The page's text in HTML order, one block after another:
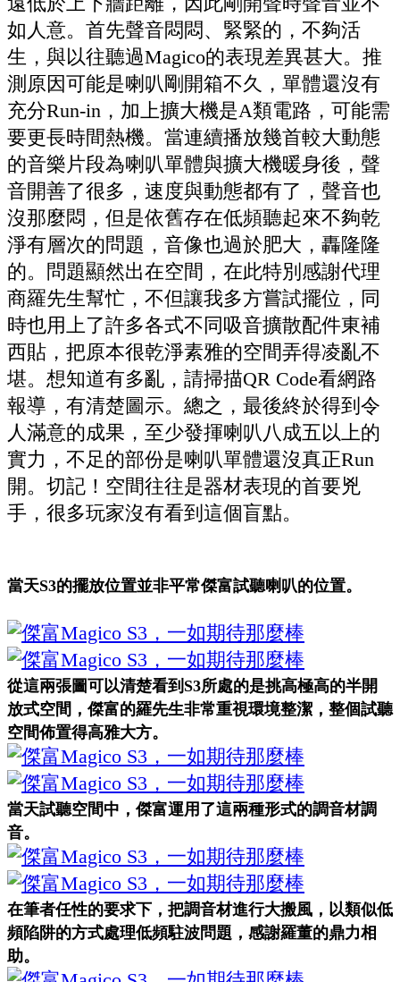
如人意。首先聲音悶悶 、 緊緊的，不夠活
生，與以往聽過Magico的表現差異甚大。推
測原因可能是喇叭剛開箱不久，單體還沒有
充分Run-in ，加上擴大機是A類電路，可能需
要更長時間熱機。當連續播放幾首較大動態
的音樂片段為喇叭單體與擴大機暖身後，聲
音開善了很多，速度與動態都有了，聲音也
沒那麼悶，但是依舊存在低頻聽起來不夠乾
淨有層次的問題，音像也過於肥大，轟隆隆
的。問題顯然出在空間，在此特別感謝代理
商羅先生幫忙，不但讓我多方嘗試擺位，同
時也用上了許多各式不同吸音擴散配件東補
西貼，把原本很乾淨素雅的空間弄得凌亂不
堪。想知道有多亂，請掃描QR Code看網路
報導，有清楚圖示。總之，最後終於得到令
人滿意的成果，至少發揮喇叭八成五以上的
實力，不足的部份是喇叭單體還沒真正Run
開。切記！空間往往是器材表現的首要兇
手，很多玩家沒有看到這個盲點。
當天S3的擺放位置並非平常傑富試聽喇叭的位置。
從這兩張圖可以清楚看到S3所處的是挑高極高的半開
放式空間，傑富的羅先生非常重視環境整潔，整個試聽
空間佈置得高雅大方。
當天試聽空間中，傑富運用了這兩種形式的調音材調
音。
在筆者任性的要求下，把調音材進行大搬風，以類似低
頻陷阱的方式處理低頻駐波問題，感謝羅董的鼎力相
助。